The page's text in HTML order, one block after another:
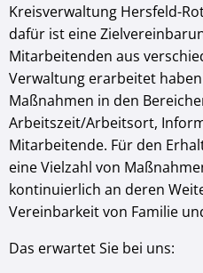
Kreisverwaltung Hersfeld-
dafür ist eine
Mitarbeitenden aus
Verwaltung erarbeitet
Maßnahmen in den
Arbeitszeit/Arbeitsort,
Mitarbeitende. Für den
eine Vielzahl von
kontinuierlich an deren
Vereinbarkeit von Familie
Das erwartet Sie bei uns: